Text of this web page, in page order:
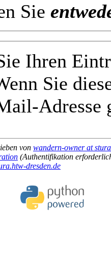
Sie
Ihren
Sie
Adresse
von wandern-owner at
(Authentifikation
dresden.de